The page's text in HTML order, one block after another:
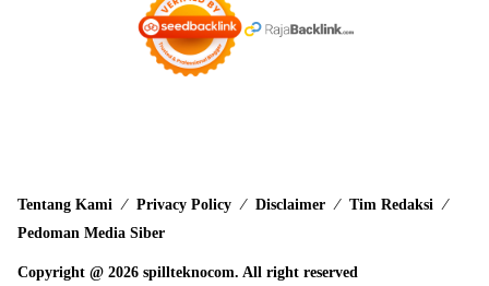
Tentang Kami Privacy Policy Disclaimer
Tim Redaksi
Pedoman Media Siber
Copyright @ 2026 spillteknocom. All right reserved